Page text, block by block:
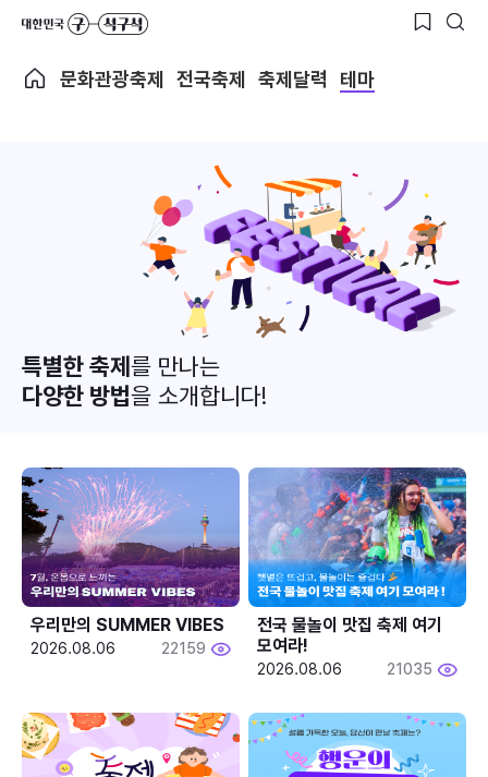
문화관광축제 전국축제 축제달력 테마
특별한 축제를 만나는
다양한 방법을 소개합니다!
우리만의 SUMMER VIBES
2026.08.06 22159
전국 물놀이 맛집 축제 여기
모여라!
2026.08.06 21035